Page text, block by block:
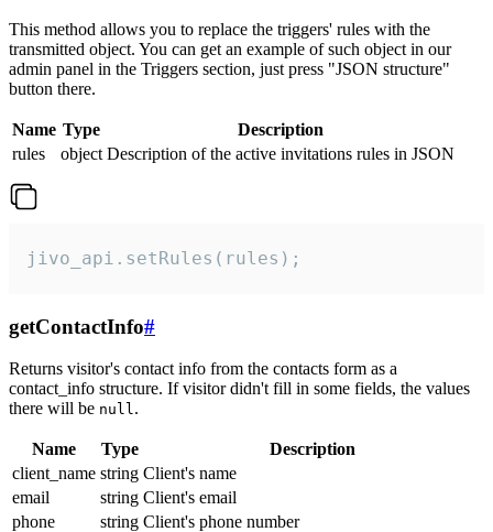
This method allows you to replace the triggers' rules with the
transmitted object. You can get an example of such object in our
admin panel in the Triggers section, just press "JSON structure"
button there.
Name Type
Description
rules
object Description of the active invitations rules in JSON
jivo_api.setRules(rules);
getContactInfo#
Returns visitor's contact info from the contacts form as a
contact_info structure. If visitor didn't fill in some fields, the values
there will be null.
Name Type
Description
client_name string Client's name
email
string Client's email
phone
string Client's phone number